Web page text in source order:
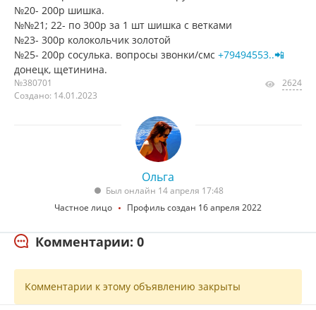
№20- 200р шишка.
№№21; 22- по 300р за 1 шт шишка с ветками
№23- 300р колокольчик золотой
№25- 200р сосулька. вопросы звонки/смс +79494553..📲
донецк, щетинина.
№380701
Создано: 14.01.2023
2624
Ольга
Был онлайн 14 апреля 17:48
Частное лицо
Профиль создан 16 апреля 2022
Комментарии: 0
Комментарии к этому объявлению закрыты